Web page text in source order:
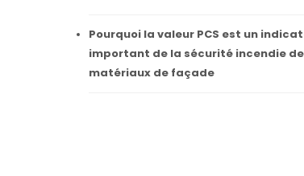
Pourquoi la valeur PCS est un
important de la sécurité incendie
matériaux de façade